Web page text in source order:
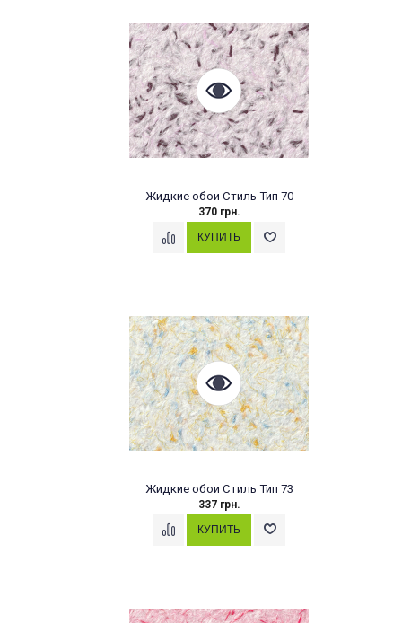
Жидкие обои Стиль Тип 70
370 грн.
Жидкие обои Стиль Тип 73
337 грн.